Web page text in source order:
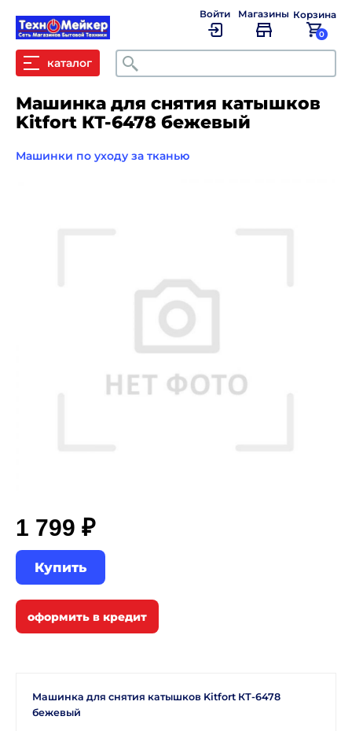
каталог Поиск
Войти Магазины Корзина
0
Машинка для снятия катышков
Kitfort КТ-6478 бежевый
Машинки по уходу за тканью
1 799 ₽
Купить
Машинка для снятия катышков Kitfort КТ-6478
бежевый